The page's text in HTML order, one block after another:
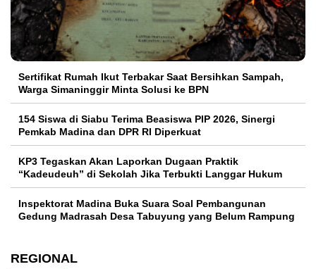
Sertifikat Rumah Ikut Terbakar Saat Bersihkan Sampah,
Warga Simaninggir Minta Solusi ke BPN
154 Siswa di Siabu Terima Beasiswa PIP 2026, Sinergi
Pemkab Madina dan DPR RI Diperkuat
KP3 Tegaskan Akan Laporkan Dugaan Praktik
“Kadeudeuh” di Sekolah Jika Terbukti Langgar Hukum
Inspektorat Madina Buka Suara Soal Pembangunan
Gedung Madrasah Desa Tabuyung yang Belum Rampung
REGIONAL